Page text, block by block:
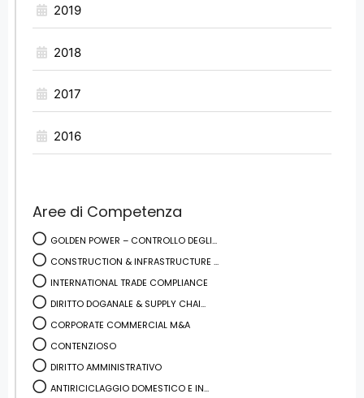
2019
2018
2017
2016
Aree di Competenza
GOLDEN POWER – CONTROLLO DEGLI...
CONSTRUCTION & INFRASTRUCTURE ...
INTERNATIONAL TRADE COMPLIANCE
DIRITTO DOGANALE & SUPPLY CHAI...
CORPORATE COMMERCIAL M&A
CONTENZIOSO
DIRITTO AMMINISTRATIVO
ANTIRICICLAGGIO DOMESTICO E IN...